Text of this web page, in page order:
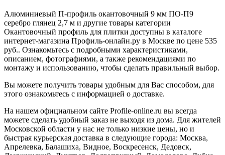
Алюминиевый П-профиль окантовочный 9 мм ПО-П9
серебро глянец 2,7 м и другие товары категории
Окантовочный профиль для плитки доступны в каталоге
интернет-магазина Профиль-онлайн.ру в Москве по цене 535
руб.. Ознакомьтесь с подробными характеристиками,
описанием, фотографиями, а также рекомендациями по
монтажу и использованию, чтобы сделать правильный выбор.
Вы можете получить товары удобным для Вас способом, для
этого ознакомьтесь с информацией о доставке.
На нашем официальном сайте Profile-online.ru вы всегда
можете сделать удобный заказ не выходя из дома. Для жителей
Московской области у нас не только низкие цены, но и
быстрая курьерская доставка в следующие города: Москва,
Апрелевка, Балашиха, Видное, Воскресенск, Дедовск,